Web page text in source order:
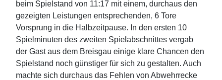
beim Spielstand von 11:17 mit einem, durchaus den
gezeigten Leistungen entsprechenden, 6 Tore
Vorsprung in die Halbzeitpause. In den ersten 10
Spielminuten des zweiten Spielabschnittes vergab
der Gast aus dem Breisgau einige klare Chancen den
Spielstand noch günstiger für sich zu gestalten. Auch
machte sich durchaus das Fehlen von Abwehrrecke